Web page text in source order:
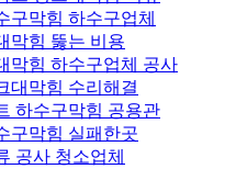
구막힘 하수구업체
막힘 뚫는 비용
막힘 하수구업체 공사
대막힘 수리해결
하수구막힘 공용관
구막힘 실패한곳
공사 청소업체